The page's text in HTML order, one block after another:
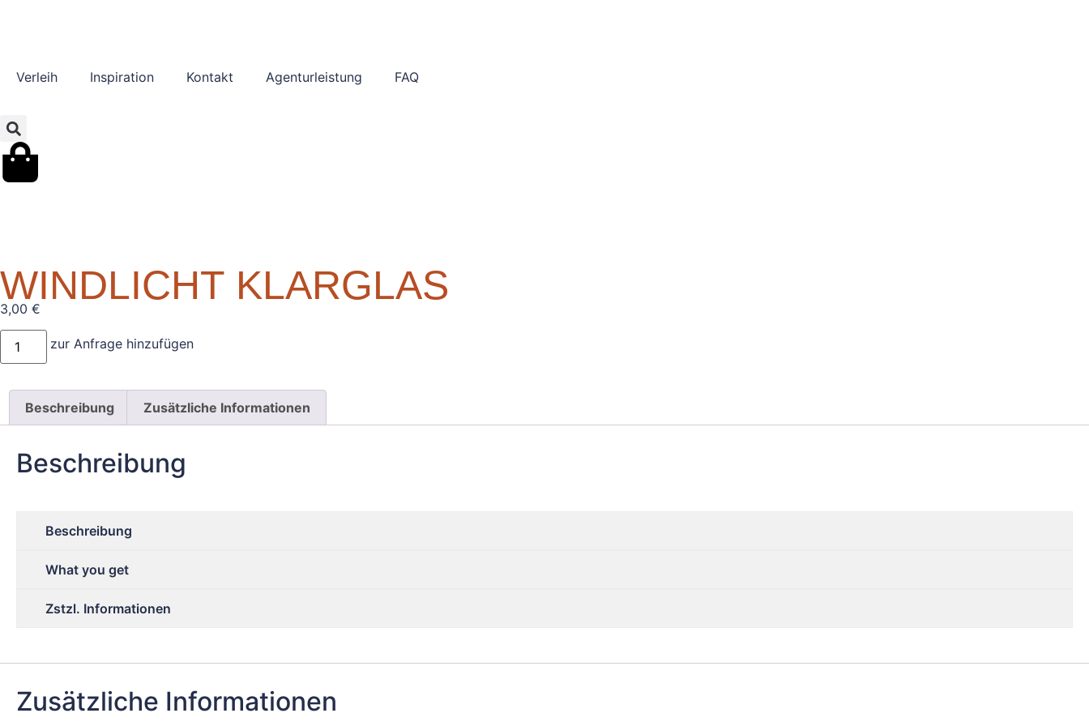
Verleih Inspiration Kontakt Agenturleistung FAQ
WINDLICHT KLARGLAS
3,00 €
zur Anfrage hinzufügen
Beschreibung Zusätzliche Informationen
Beschreibung
Beschreibung
What you get
Zstzl. Informationen
Zusätzliche Informationen